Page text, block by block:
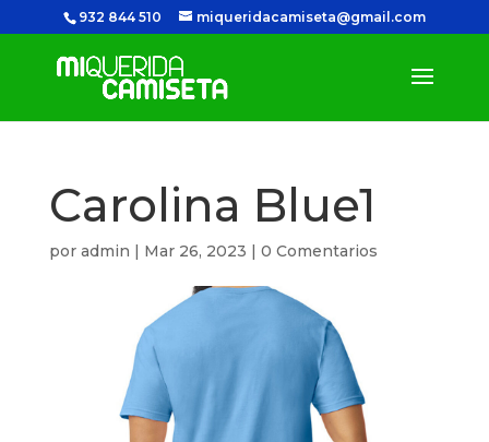
932 844 510 miqueridacamiseta@gmail.com
Carolina Blue1
por admin | Mar 26, 2023 | 0 Comentarios